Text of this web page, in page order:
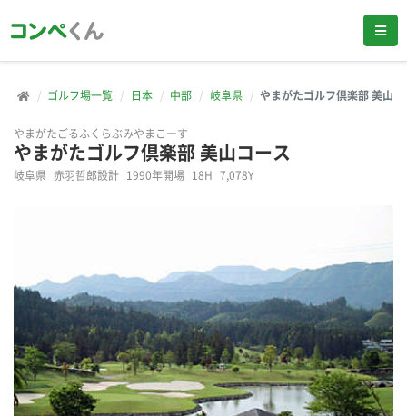
ゴルフ場一覧 日本 中部 岐阜県 やまがたゴルフ倶楽部 美山
やまがたごるふくらぶみやまこーす
やまがたゴルフ倶楽部 美山コース
岐阜県 赤羽哲郎設計 1990年開場 18H 7,078Y